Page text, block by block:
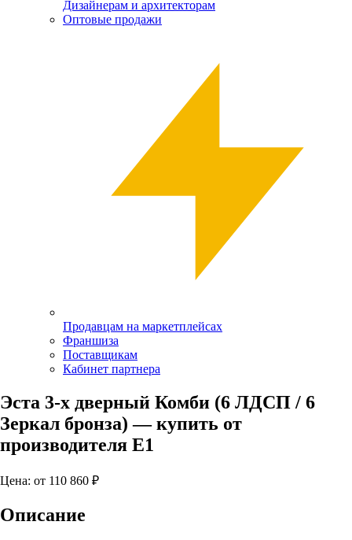
Дизайнерам и архитекторам
Оптовые продажи
Продавцам на маркетплейсах
Франшиза
Поставщикам
Кабинет партнера
Эста 3-х дверный Комби (6 ЛДСП / 6
Зеркал бронза) — купить от
производителя Е1
Цена: от 110 860 ₽
Описание